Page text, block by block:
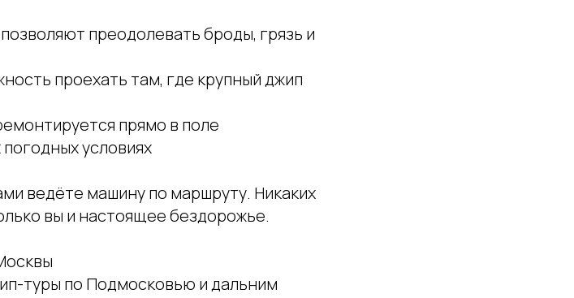
преодолевать броды, грязь и
проехать там, где крупный джип
прямо в поле
условиях
ведёте машину по маршруту. Никаких
вы и настоящее бездорожье.
туры по Подмосковью и дальним